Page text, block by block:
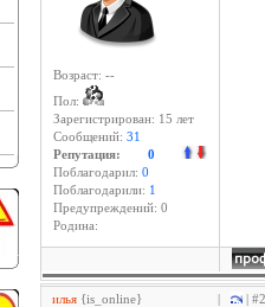
Возраст: --
Пол:
Зарегистрирован: 15 лет
Сообщений: 31
Репутация: 0
Поблагодарил: 0
Поблагодарили: 1
Предупреждений: 0
Родина:
илья {is_online} | |